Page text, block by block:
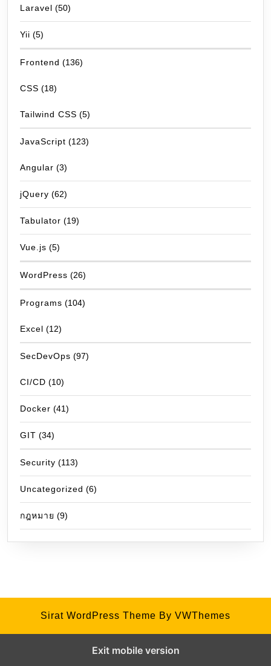
Laravel (50)
Yii (5)
Frontend (136)
CSS (18)
Tailwind CSS (5)
JavaScript (123)
Angular (3)
jQuery (62)
Tabulator (19)
Vue.js (5)
WordPress (26)
Programs (104)
Excel (12)
SecDevOps (97)
CI/CD (10)
Docker (41)
GIT (34)
Security (113)
Uncategorized (6)
กฎหมาย (9)
Sirat WordPress Theme By VWThemes
Exit mobile version